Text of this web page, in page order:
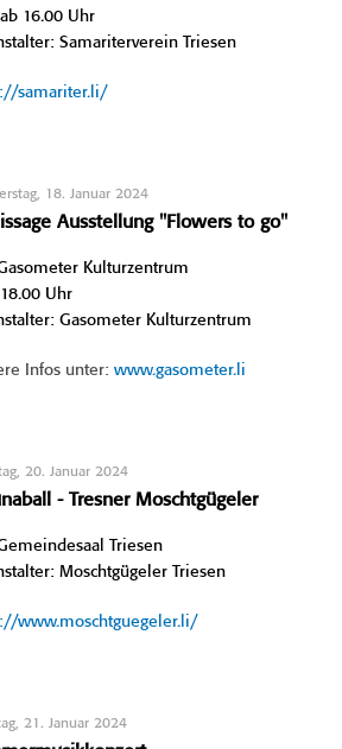
16.00 Uhr
Samariterverein Triesen
samariter.li/
18. Januar 2024
Ausstellung "Flowers to go"
Kulturzentrum
Uhr
Gasometer Kulturzentrum
Infos unter:www.gasometer.li
20. Januar 2024
- Tresner Moschtgügeler
Triesen
Moschtgügeler Triesen
www.moschtguegeler.li/
21. Januar 2024